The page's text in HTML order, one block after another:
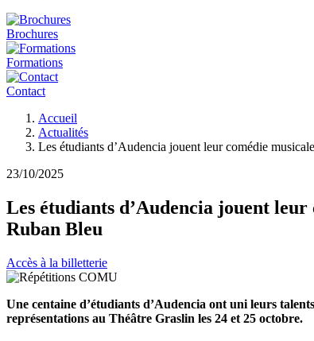
Brochures
Formations
Contact
d'Ariane
Accueil
Actualités
Les étudiants d’Audencia jouent leur comédie
23/10/2025
Les étudiants d’Audencia jouent
Ruban Bleu
Accès à la billetterie
Une centaine d’étudiants d’Audencia ont uni leurs
représentations au Théâtre Graslin les 24 et 25 octobre.